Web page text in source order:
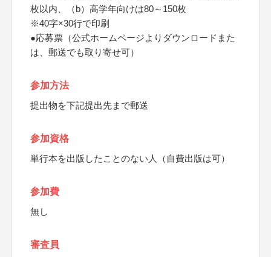
枚以内、（b）高学年向けは80～150枚
※40字×30行で印刷
●応募票（公式ホームページよりダウンロードまた
は、郵送でも取り寄せ可）
参加方法
提出物を下記提出先まで郵送
参加資格
単行本を出版したことのない人（自費出版は可）
参加費
無し
審査員